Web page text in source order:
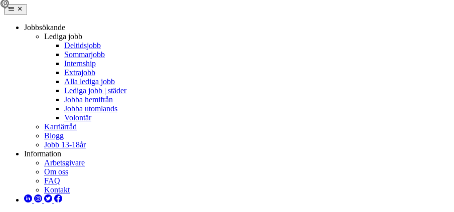
Jobbsökande
Lediga jobb
Deltidsjobb
Sommarjobb
Internship
Extrajobb
Alla lediga jobb
Lediga jobb | städer
Jobba hemifrån
Jobba utomlands
Volontär
Karriärråd
Blogg
Jobb 13-18år
Information
Arbetsgivare
Om oss
FAQ
Kontakt